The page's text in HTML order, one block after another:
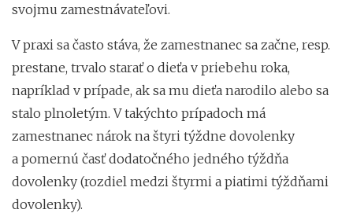
svojmu zamestnávateľovi.
V praxi sa často stáva, že zamestnanec sa začne, resp.
prestane, trvalo starať o dieťa v priebehu roka,
napríklad v prípade, ak sa mu dieťa narodilo alebo sa
stalo plnoletým. V takýchto prípadoch má
zamestnanec nárok na štyri týždne dovolenky
a pomernú časť dodatočného jedného týždňa
dovolenky (rozdiel medzi štyrmi a piatimi týždňami
dovolenky).